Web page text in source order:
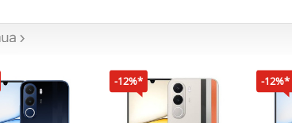
-12%* -12%*